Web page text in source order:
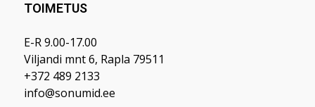
TOIMETUS
E-R 9.00-17.00
Viljandi mnt 6, Rapla 79511
+372 489 2133
info@sonumid.ee